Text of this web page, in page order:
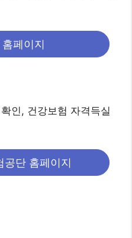
페이지
인, 건강보험 자격득실
공단 홈페이지